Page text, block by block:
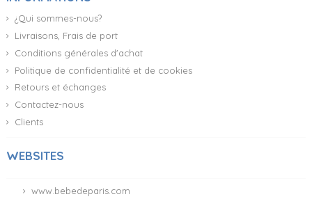
¿Qui sommes-nous?
Livraisons, Frais de port
Conditions générales d'achat
Politique de confidentialité et de cookies
Retours et échanges
Contactez-nous
Clients
WEBSITES
www.bebedeparis.com